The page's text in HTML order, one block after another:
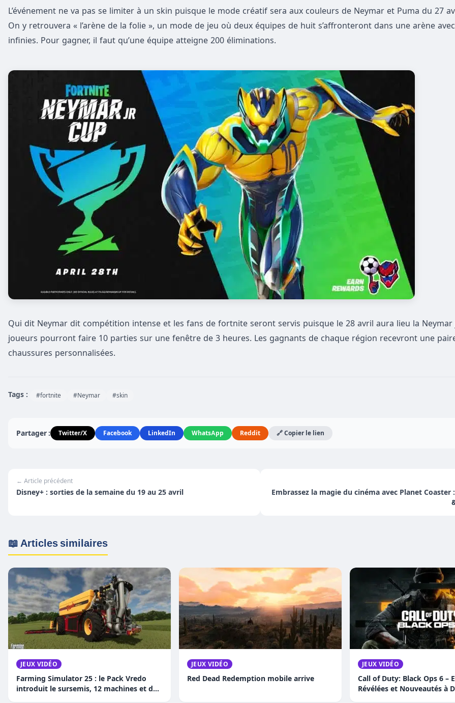
L’événement ne va pas se limiter à un skin puisque le mode créatif sera aux couleurs de Neymar et Puma du 27
On y retrouvera « l’arène de la folie », un mode de jeu où deux équipes de huit s’affronteront dans une arène
infinies. Pour gagner, il faut qu’une équipe atteigne 200 éliminations.
Qui dit Neymar dit compétition intense et les fans de fortnite seront servis puisque le 28 avril aura lieu la Neymar
joueurs pourront faire 10 parties sur une fenêtre de 3 heures. Les gagnants de chaque région recevront une
chaussures personnalisées.
Tags : #fortnite #Neymar #skin
Partager : Twitter/X Facebook LinkedIn WhatsApp Reddit 🔗 Copier le lien
← Article précédent
Disney+ : sorties de la semaine du 19 au 25 avril
Embrassez la magie du cinéma avec Planet Coaster
📖 Articles similaires
JEUX VIDÉO
Farming Simulator 25 : le Pack Vredo
introduit le sursemis, 12 machines et des
JEUX VIDÉO
Red Dead Redemption mobile arrive
JEUX VIDÉO
Call of Duty: Black Ops 6 –
Révélées et Nouveautés à